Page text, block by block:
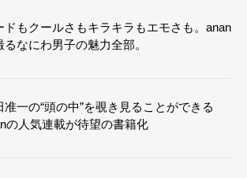
ドもクールさもキラキラもエモさも。anan
るなにわ男子の魅力全部。
准一の“頭の中”を覗き見ることができる
の人気連載が待望の書籍化